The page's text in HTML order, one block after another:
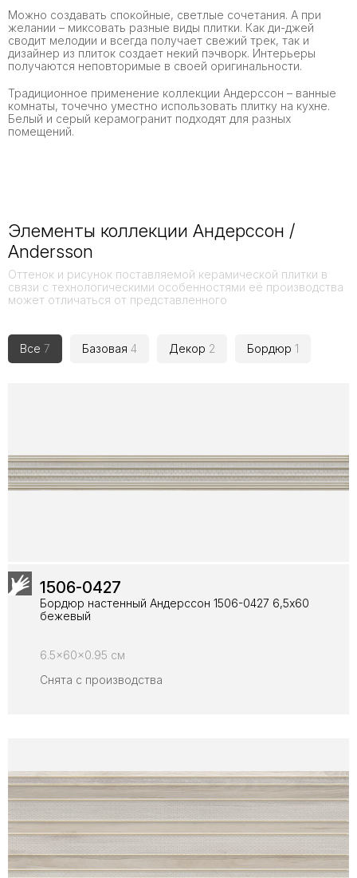
Можно создавать спокойные, светлые сочетания. А при
желании – миксовать разные виды плитки. Как ди-джей
сводит мелодии и всегда получает свежий трек, так и
дизайнер из плиток создает некий пэчворк. Интерьеры
получаются неповторимые в своей оригинальности.
Традиционное применение коллекции Андерссон – ванные
комнаты, точечно уместно использовать плитку на кухне.
Белый и серый керамогранит подходят для разных
помещений.
Элементы коллекции Андерссон /
Andersson
Оттенок и рисунок поставляемой керамической плитки в
связи с технологическими особенностями её производства
может отличаться от представленного
Все 7 Базовая 4 Декор 2 Бордюр 1
1506-0427
Бордюр настенный Андерссон 1506-0427 6,5x60
бежевый
6.5x60x0.95 см
Снята с производства